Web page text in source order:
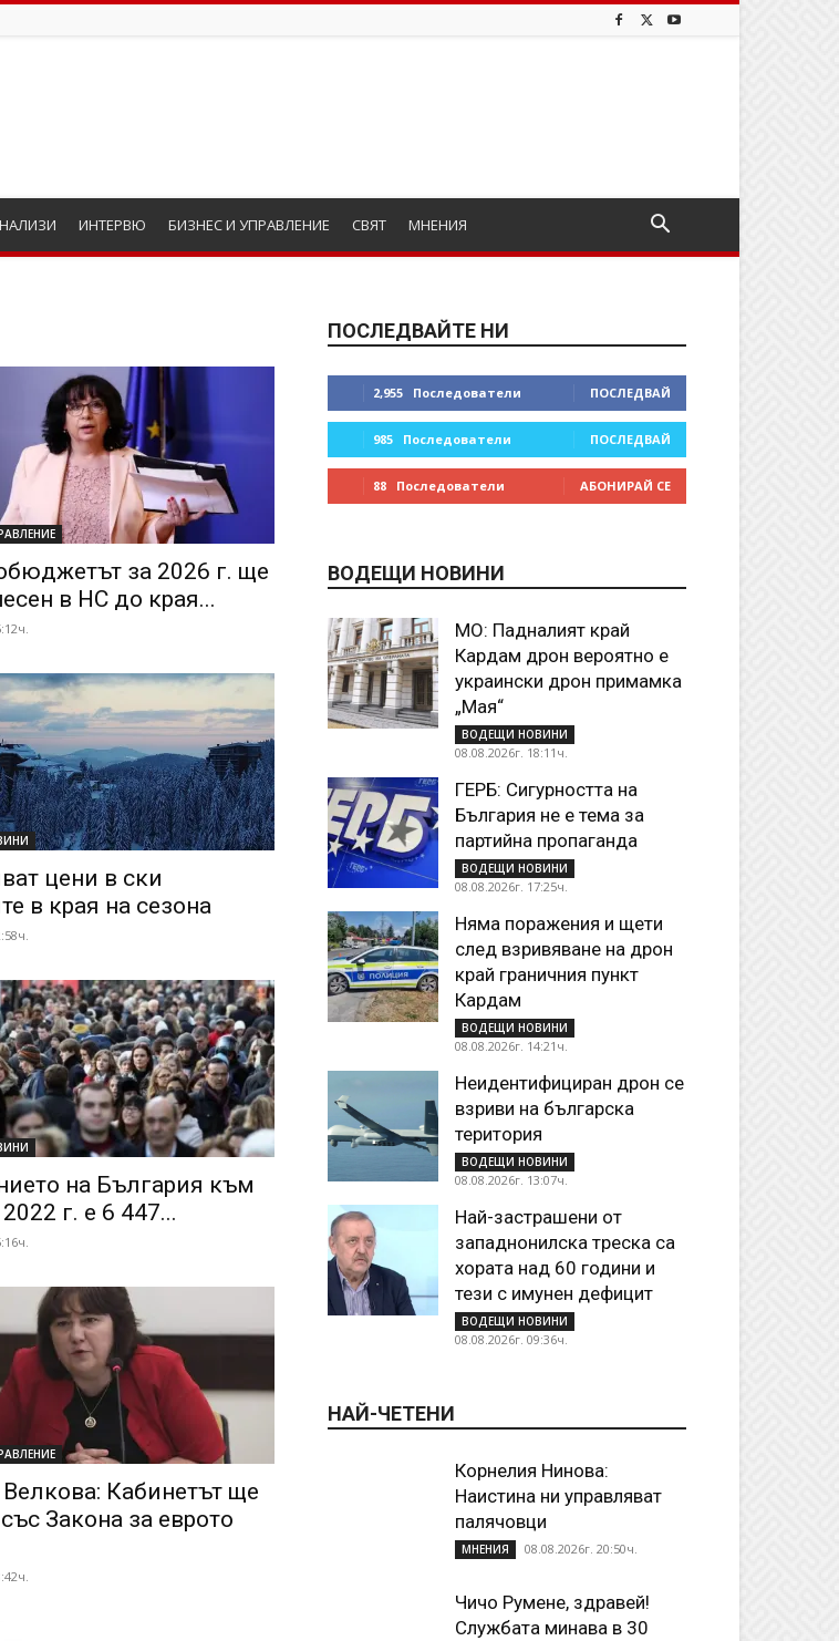
ИНТЕРВЮ БИЗНЕС И УПРАВЛЕНИЕ СВЯТ МНЕНИЯ
за 2026 г. ще
в НС до края...
цени в ски
в края на сезона
на България към
г. е 6 447...
Кабинетът ще
Закона за еврото
ПОСЛЕДВАЙТЕ НИ
2,955 Последователи ПОСЛЕДВАЙ
985 Последователи ПОСЛЕДВАЙ
88 Последователи АБОНИРАЙ СЕ
ВОДЕЩИ НОВИНИ
МО: Падналият край
Кардам дрон вероятно е
украински дрон примамка
„Мая“
ВОДЕЩИ НОВИНИ
08.08.2026г. 18:11ч.
ГЕРБ: Сигурността на
България не е тема за
партийна пропаганда
ВОДЕЩИ НОВИНИ
08.08.2026г. 17:25ч.
Няма поражения и щети
след взривяване на дрон
край граничния пункт
Кардам
ВОДЕЩИ НОВИНИ
08.08.2026г. 14:21ч.
Неидентифициран дрон се
взриви на българска
територия
ВОДЕЩИ НОВИНИ
08.08.2026г. 13:07ч.
Най-застрашени от
западнонилска треска са
хората над 60 години и
тези с имунен дефицит
ВОДЕЩИ НОВИНИ
08.08.2026г. 09:36ч.
НАЙ-ЧЕТЕНИ
Корнелия Нинова:
Наистина ни управляват
палячовци
МНЕНИЯ 08.08.2026г. 20:50ч.
Чичо Румене, здравей!
Службата минава в 30